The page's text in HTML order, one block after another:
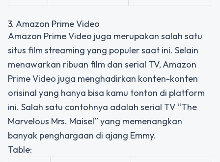
3. Amazon Prime Video
Amazon Prime Video juga merupakan salah satu
situs film streaming yang populer saat ini. Selain
menawarkan ribuan film dan serial TV, Amazon
Prime Video juga menghadirkan konten-konten
orisinal yang hanya bisa kamu tonton di platform
ini. Salah satu contohnya adalah serial TV “The
Marvelous Mrs. Maisel” yang memenangkan
banyak penghargaan di ajang Emmy.
Table: